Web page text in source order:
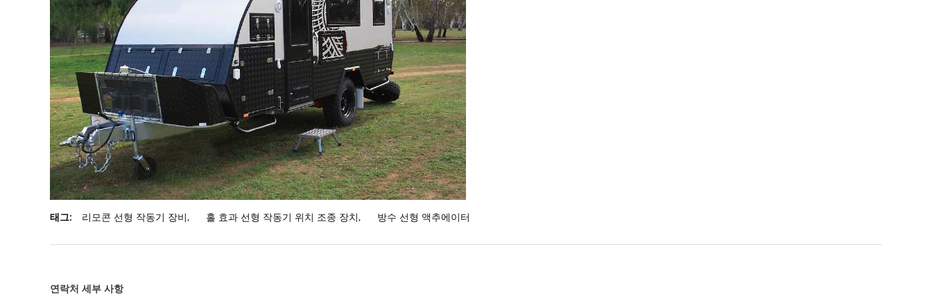
태그: 리모콘 선형 작동기 장비, 홀 효과 선형 작동기 위치 조종 장치, 방수 선형 액추에이터
연락처 세부 사항